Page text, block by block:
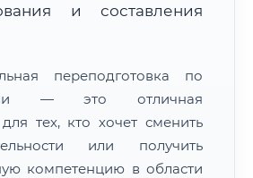
для увеличения и просмотра
и составления
переподготовка по
— это отличная
тех, кто хочет сменить
или получить
компетенцию в области